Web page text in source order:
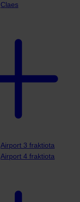
Claes
Airport 3 fraktiota
Airport 4 fraktiota